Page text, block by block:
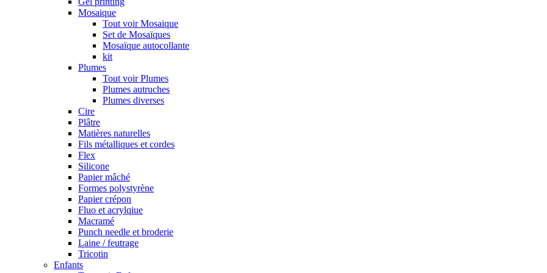
Mosaique
Tout voir Mosaique
Set de Mosaïques
Mosaïque autocollante
kit
Plumes
Tout voir Plumes
Plumes autruches
Plumes diverses
Cire
Plâtre
Matières naturelles
Fils métalliques et cordes
Flex
Silicone
Papier mâché
Formes polystyrène
Papier crépon
Fluo et acrylqiue
Macramé
Punch needle et broderie
Laine / feutrage
Tricotin
Enfants